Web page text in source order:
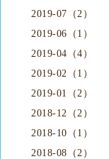
2019-07（2）
2019-06（1）
2019-04（4）
2019-02（1）
2019-01（2）
2018-12（2）
2018-10（1）
2018-08（2）